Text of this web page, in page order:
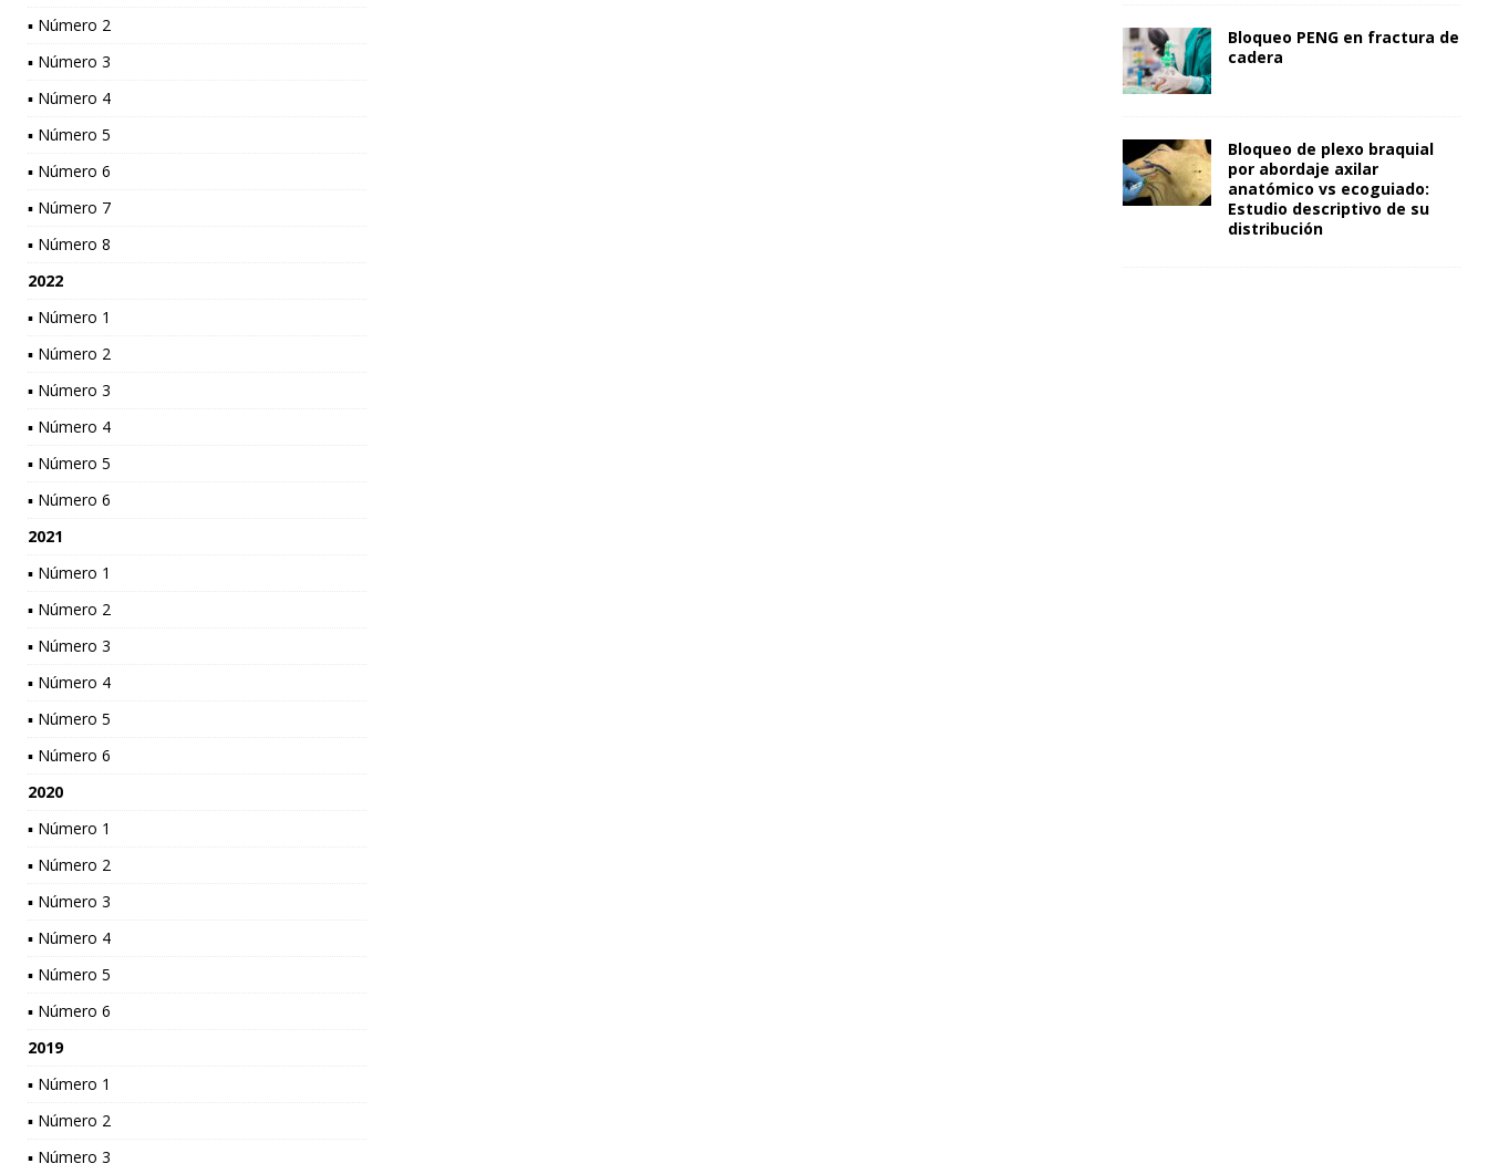
▪ Número 2
▪ Número 3
▪ Número 4
▪ Número 5
▪ Número 6
▪ Número 7
▪ Número 8
2022
▪ Número 1
▪ Número 2
▪ Número 3
▪ Número 4
▪ Número 5
▪ Número 6
2021
▪ Número 1
▪ Número 2
▪ Número 3
▪ Número 4
▪ Número 5
▪ Número 6
2020
▪ Número 1
▪ Número 2
▪ Número 3
▪ Número 4
▪ Número 5
▪ Número 6
2019
▪ Número 1
▪ Número 2
▪ Número 3
Bloqueo PENG en fractura de
cadera
Bloqueo de plexo braquial
por abordaje axilar
anatómico vs ecoguiado:
Estudio descriptivo de su
distribución